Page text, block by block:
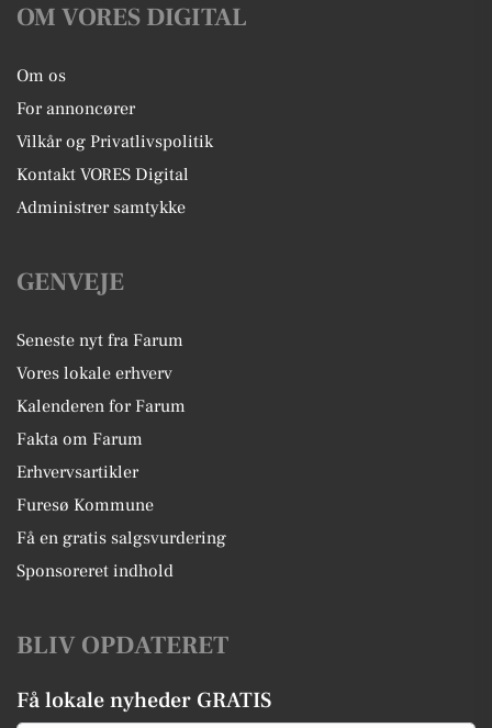
OM VORES DIGITAL
Om os
For annoncører
Vilkår og Privatlivspolitik
Kontakt VORES Digital
Administrer samtykke
GENVEJE
Seneste nyt fra Farum
Vores lokale erhverv
Kalenderen for Farum
Fakta om Farum
Erhvervsartikler
Furesø Kommune
Få en gratis salgsvurdering
Sponsoreret indhold
BLIV OPDATERET
Få lokale nyheder GRATIS